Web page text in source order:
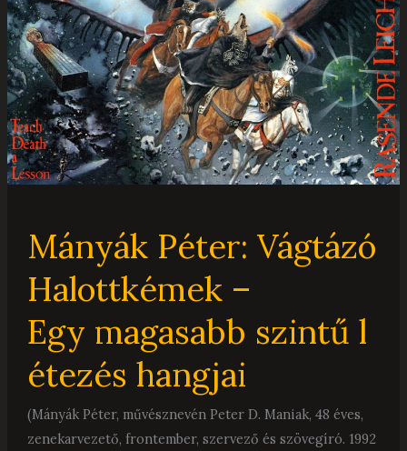
Mányák Péter: Vágtázó
Halottkémek –
Egy magasabb szintű l
étezés hangjai
(Mányák Péter, művésznevén Peter D. Maniak, 48 éves,
zenekarvezető, frontember, szervező és szövegíró. 1992